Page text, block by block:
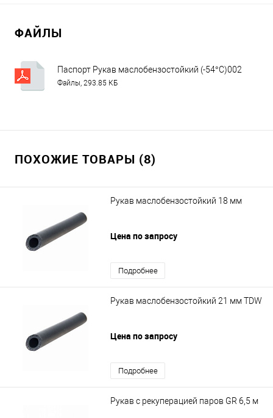
ФАЙЛЫ
Паспорт Рукав маслобензостойкий (-54°C)002
Файлы, 293.85 КБ
ПОХОЖИЕ ТОВАРЫ (8)
Рукав маслобензостойкий 18 мм
Цена по запросу
Подробнее
Рукав маслобензостойкий 21 мм TDW
Цена по запросу
Подробнее
Рукав с рекуперацией паров GR 6,5 м